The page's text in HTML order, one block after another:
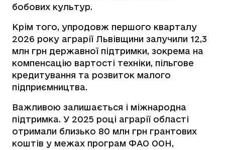
бобових культур.
Крім того, упродовж першого кварталу
2026 року аграрії Львівщини залучили 12,3
млн грн державної підтримки, зокрема на
компенсацію вартості техніки, пільгове
кредитування та розвиток малого
підприємництва.
Важливою залишається і міжнародна
підтримка. У 2025 році аграрії області
отримали близько 80 млн грн грантових
коштів у межах програм ФАО ООН,